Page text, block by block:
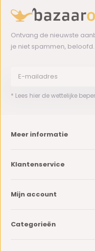
Ontvang de nieuwste
je niet spammen, beloofd.
* Lees hier de wettelijke
Meer informatie
Klantenservice
Mijn account
Categorieën